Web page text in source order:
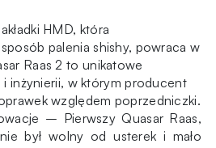
HMD, która
palenia shishy, powraca w
Raas 2 to unikatowe
i inżynierii, w którym producent
względem poprzedniczki.
– Pierwszy Quasar Raas,
był wolny od usterek i mało